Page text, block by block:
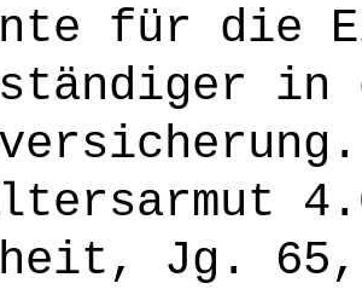
für die
in
Jg.